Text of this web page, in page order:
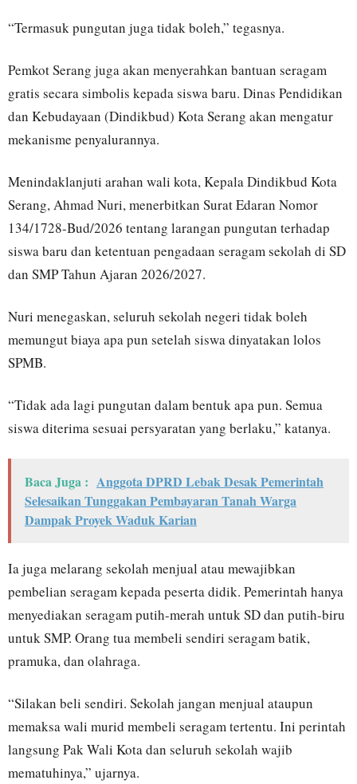
“Termasuk pungutan juga tidak boleh,” tegasnya.
Pemkot Serang juga akan menyerahkan bantuan seragam
gratis secara simbolis kepada siswa baru. Dinas Pendidikan
dan Kebudayaan (Dindikbud) Kota Serang akan mengatur
mekanisme penyalurannya.
Menindaklanjuti arahan wali kota, Kepala Dindikbud Kota
Serang, Ahmad Nuri, menerbitkan Surat Edaran Nomor
134/1728-Bud/2026 tentang larangan pungutan terhadap
siswa baru dan ketentuan pengadaan seragam sekolah di SD
dan SMP Tahun Ajaran 2026/2027.
Nuri menegaskan, seluruh sekolah negeri tidak boleh
memungut biaya apa pun setelah siswa dinyatakan lolos
SPMB.
“Tidak ada lagi pungutan dalam bentuk apa pun. Semua
siswa diterima sesuai persyaratan yang berlaku,” katanya.
Baca Juga : Anggota DPRD Lebak Desak Pemerintah
Selesaikan Tunggakan Pembayaran Tanah Warga
Dampak Proyek Waduk Karian
Ia juga melarang sekolah menjual atau mewajibkan
pembelian seragam kepada peserta didik. Pemerintah hanya
menyediakan seragam putih-merah untuk SD dan putih-biru
untuk SMP. Orang tua membeli sendiri seragam batik,
pramuka, dan olahraga.
“Silakan beli sendiri. Sekolah jangan menjual ataupun
memaksa wali murid membeli seragam tertentu. Ini perintah
langsung Pak Wali Kota dan seluruh sekolah wajib
mematuhinya,” ujarnya.